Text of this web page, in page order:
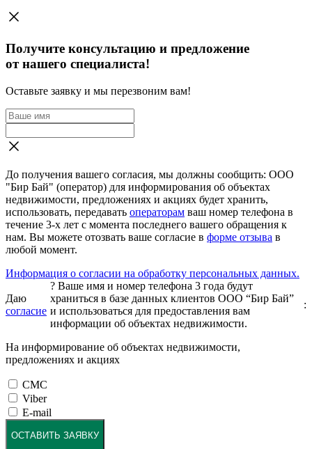
Получите консультацию и предложение
от нашего специалиста!
Оставьте заявку и мы перезвоним вам!
До получения вашего согласия, мы должны сообщить: ООО
"Бир Бай" (оператор) для информирования об объектах
недвижимости, предложениях и акциях будет хранить,
использовать, передавать операторам ваш номер телефона в
течение 3-х лет с момента последнего вашего обращения к
нам. Вы можете отозвать ваше согласие в форме отзыва в
любой момент.
Информация о согласии на обработку персональных данных.
Даю
согласие
? Ваше имя и номер телефона 3 года будут
храниться в базе данных клиентов ООО “Бир Бай”
и использоваться для предоставления вам
информации об объектах недвижимости.
:
На информирование об объектах недвижимости,
предложениях и акциях
СМС
Viber
E-mail
ОСТАВИТЬ ЗАЯВКУ